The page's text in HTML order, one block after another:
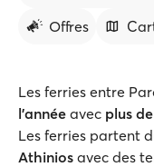
Offres
Les ferries entre
l'année avec plus
Les ferries partent
Athinios avec des